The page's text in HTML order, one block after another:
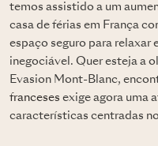
temos assistido a um
casa de férias em França
espaço seguro para relaxar
inegociável. Quer esteja a
Evasion Mont-Blanc,
franceses exige agora uma
características centradas